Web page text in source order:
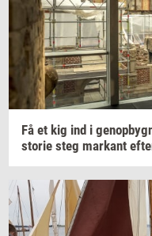
Få et kig ind i
sto­rie steg mar­kant